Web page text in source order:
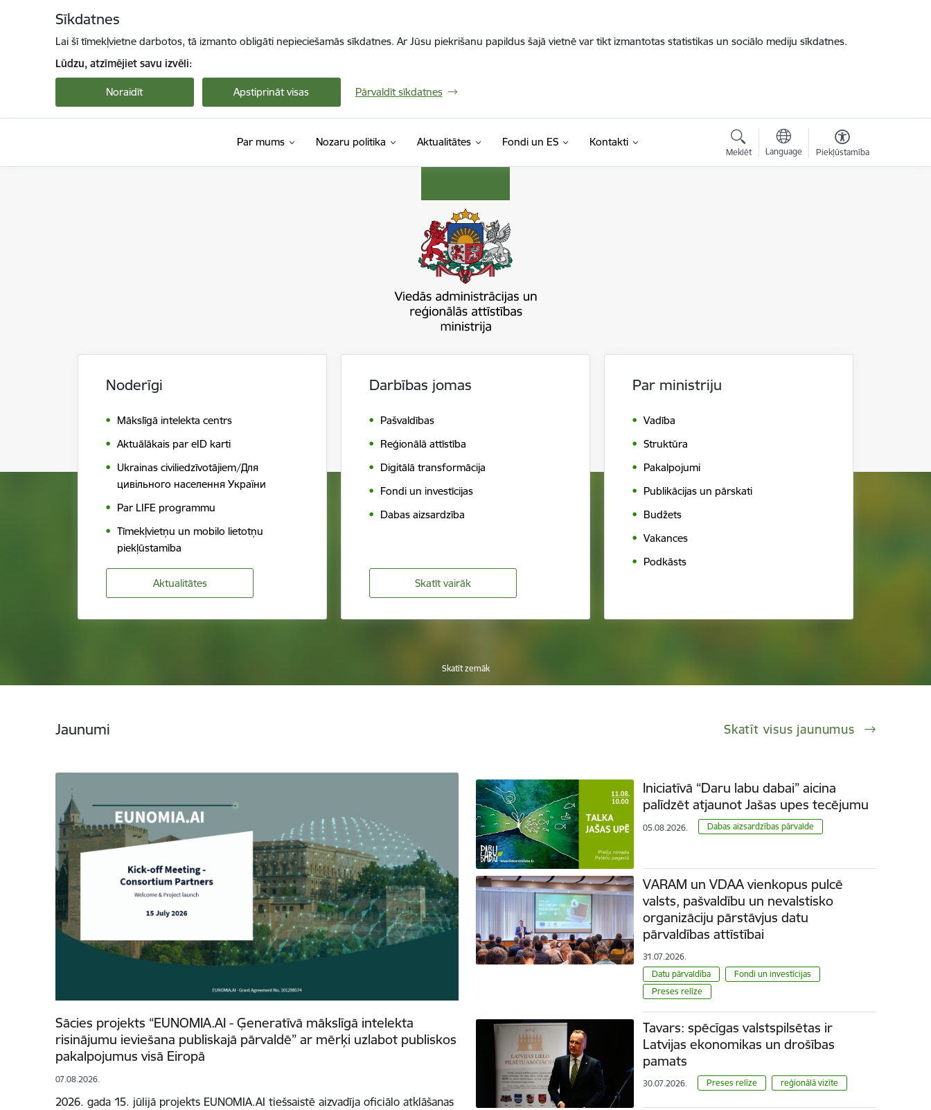
Sīkdatnes
Lai šī tīmekļvietne darbotos, tā izmanto obligāti nepieciešamās sīkdatnes. Ar Jūsu piekrišanu papildus šajā vietnē var tikt izmantotas statistikas un sociālo mediju sīkdatnes.
Lūdzu, atzīmējiet savu izvēli:
Noraidīt Apstiprināt visas Pārvaldīt sīkdatnes
Par mums Nozaru politika Aktualitātes Fondi un ES Kontakti
Meklēt Language Piekļūstamība
Noderīgi
Mākslīgā intelekta centrs
Aktuālākais par eID karti
Ukrainas civiliedzīvotājiem/Для
цивільного населення України
Par LIFE programmu
Tīmekļvietņu un mobilo lietotņu
piekļūstamība
Aktualitātes
Darbības jomas
Pašvaldības
Reģionālā attīstība
Digitālā transformācija
Fondi un investīcijas
Dabas aizsardzība
Skatīt vairāk
Par ministriju
Vadība
Struktūra
Pakalpojumi
Publikācijas un pārskati
Budžets
Vakances
Podkāsts
Skatīt zemāk
Jaunumi Skatīt visus jaunumus
Sācies projekts “EUNOMIA.AI - Ģeneratīvā mākslīgā intelekta
risinājumu ieviešana publiskajā pārvaldē” ar mērķi uzlabot publiskos
pakalpojumus visā Eiropā
07.08.2026.
2026. gada 15. jūlijā projekts EUNOMIA.AI tiešsaistē aizvadīja oficiālo atklāšanas
Iniciatīvā “Daru labu dabai” aicina
palīdzēt atjaunot Jašas upes tecējumu
05.08.2026. ​​​​​​​Dabas aizsardzības pārvalde
VARAM un VDAA vienkopus pulcē
valsts, pašvaldību un nevalstisko
organizāciju pārstāvjus datu
pārvaldības attīstībai
31.07.2026.
Datu pārvaldība
Fondi un investīcijas
Preses relīze
Tavars: spēcīgas valstspilsētas ir
Latvijas ekonomikas un drošības
pamats
30.07.2026. Preses relīze reģionālā vizīte